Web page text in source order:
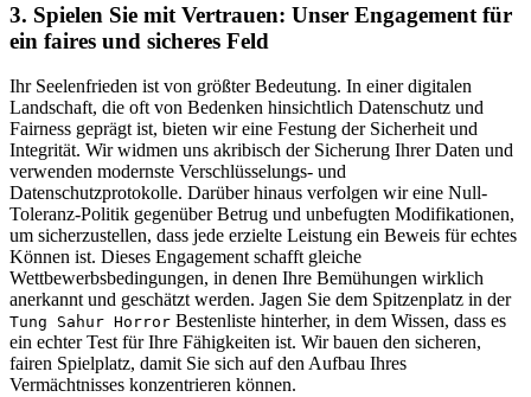
3. Spielen Sie mit Vertrauen: Unser Engagement für
ein faires und sicheres Feld
Ihr Seelenfrieden ist von größter Bedeutung. In einer digitalen
Landschaft, die oft von Bedenken hinsichtlich Datenschutz und
Fairness geprägt ist, bieten wir eine Festung der Sicherheit und
Integrität. Wir widmen uns akribisch der Sicherung Ihrer Daten und
verwenden modernste Verschlüsselungs- und
Datenschutzprotokolle. Darüber hinaus verfolgen wir eine Null-
Toleranz-Politik gegenüber Betrug und unbefugten Modifikationen,
um sicherzustellen, dass jede erzielte Leistung ein Beweis für echtes
Können ist. Dieses Engagement schafft gleiche
Wettbewerbsbedingungen, in denen Ihre Bemühungen wirklich
anerkannt und geschätzt werden. Jagen Sie dem Spitzenplatz in der
Tung Sahur Horror Bestenliste hinterher, in dem Wissen, dass es
ein echter Test für Ihre Fähigkeiten ist. Wir bauen den sicheren,
fairen Spielplatz, damit Sie sich auf den Aufbau Ihres
Vermächtnisses konzentrieren können.